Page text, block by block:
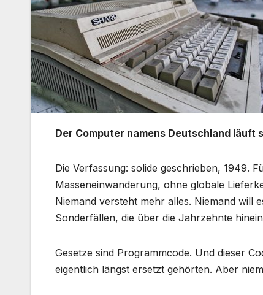
Der Computer namens Deutschland läuft
Die Verfassung: solide geschrieben, 1949.
Masseneinwanderung, ohne globale
Niemand versteht mehr alles. Niemand will
Sonderfällen, die über die Jahrzehnte
Gesetze sind Programmcode. Und dieser
eigentlich längst ersetzt gehörten. Aber